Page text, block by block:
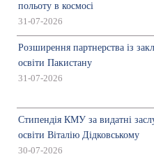
польоту в космосі
31-07-2026
Розширення партнерства із
освіти Пакистану
31-07-2026
Стипендія КМУ за видатні
освіти Віталію Дідковському
30-07-2026